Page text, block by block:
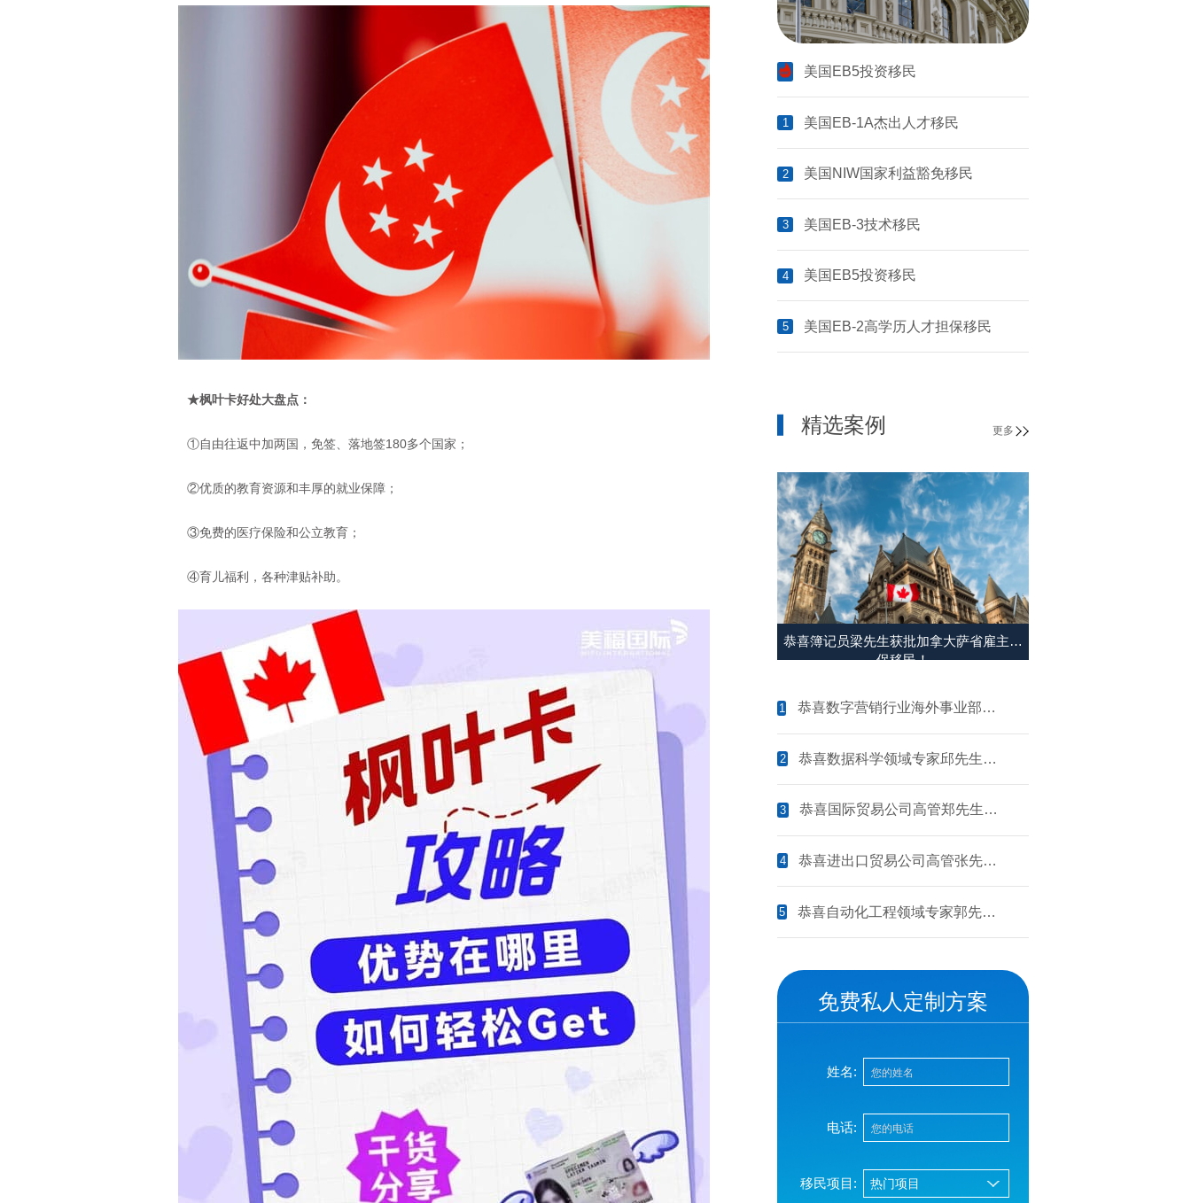
★枫叶卡好处大盘点：
①自由往返中加两国，免签、落地签180多个国家；
②优质的教育资源和丰厚的就业保障；
③免费的医疗保险和公立教育；
④育儿福利，各种津贴补助。
美国EB5投资移民
1 美国EB-1A杰出人才移民
2 美国NIW国家利益豁免移民
3 美国EB-3技术移民
4 美国EB5投资移民
5 美国EB-2高学历人才担保移民
精选案例 更多
恭喜簿记员梁先生获批加拿大萨省雇主担
保移民！
1
恭喜数字营销行业海外事业部总
2
恭喜数据科学领域专家邱先生获
3
恭喜国际贸易公司高管郑先生获
4
恭喜进出口贸易公司高管张先生
5
恭喜自动化工程领域专家郭先生
免费私人定制方案
姓名:
电话:
移民项目: